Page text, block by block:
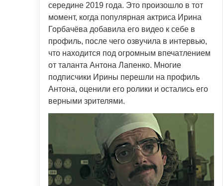
середине 2019 года. Это произошло в тот
момент, когда популярная актриса Ирина
Горбачёва добавила его видео к себе в
профиль, после чего озвучила в интервью,
что находится под огромным впечатлением
от таланта Антона Лапенко. Многие
подписчики Ирины перешли на профиль
Антона, оценили его ролики и остались его
верными зрителями.